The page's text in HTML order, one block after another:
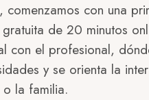
comenzamos con una
de 20 minutos
con el profesional,
y se orienta la
la familia.